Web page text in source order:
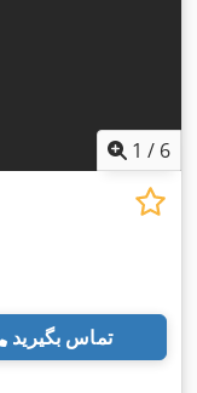
1 / 6
تماس بگیرید